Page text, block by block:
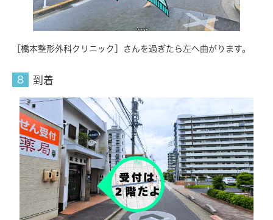
［橋本整形外科クリニック］さんを過ぎたら左へ曲がります。
到着